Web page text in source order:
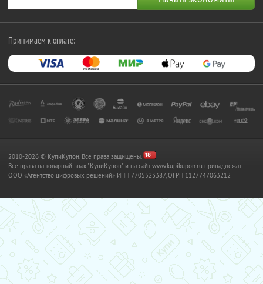
Принимаем к оплате:
2010-2026 © КупиКупон. Все права защищены.
Все права на товарный знак "КупиКупон" и на сайт www.kupikupon.ru принадлежат
OOO «Агентство цифровых решений» ИНН 7705523387, ОГРН 1127747063212